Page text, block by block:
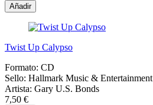
Añadir
Twist Up Calypso
Formato: CD
Sello: Hallmark Music & Entertainment
Artista: Gary U.S. Bonds
7,50 €